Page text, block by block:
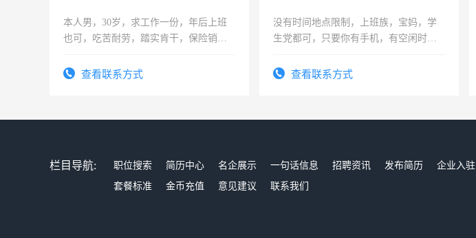
本人男，30岁，求工作一份，年后上班
也可，吃苦耐劳，踏实肯干，保险销售
查看联系方式
没有时间地点限制，上班族，宝妈，学
生党都可，只要你有手机，有空闲时
勤快的四五十，每天挣零花钱没问题！
查看联系方式
栏目导航: 职位搜索 简历中心 名企展示 一句话信息 招聘资讯 发布简历 企业入驻
套餐标准
金币充值 意见建议 联系我们